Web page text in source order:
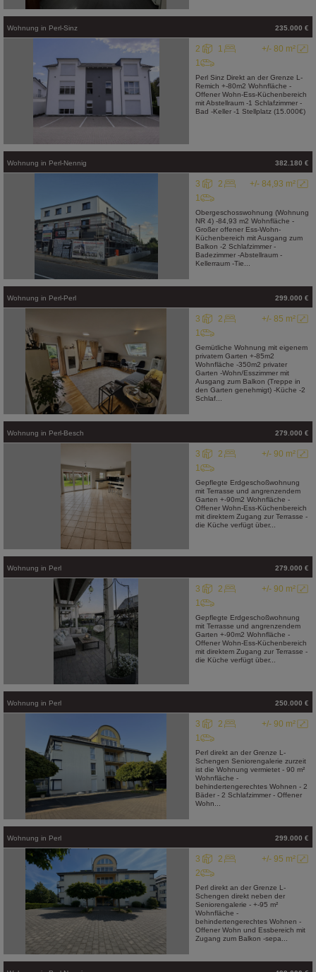
Wohnung in Perl-Sinz 235.000 €
+/- 80 m²
2
1
1
Perl Sinz Direkt an der Grenze L-
Remich +-80m2 Wohnfläche -
Offener Wohn-Ess-Küchenbereich
mit Abstellraum -1 Schlafzimmer -
Bad -Keller -1 Stellplatz (15.000€)
Wohnung in Perl-Nennig 382.180 €
+/- 84,93 m²
3
2
1
Obergeschosswohnung (Wohnung
NR 4) -84,93 m2 Wohnfläche -
Großer offener Ess-Wohn-
Küchenbereich mit Ausgang zum
Balkon -2 Schlafzimmer -
Badezimmer -Abstellraum -
Kellerraum -Tie...
Wohnung in Perl-Perl 299.000 €
+/- 85 m²
3
2
1
Gemütliche Wohnung mit eigenem
privatem Garten +-85m2
Wohnfläche -350m2 privater
Garten -Wohn/Esszimmer mit
Ausgang zum Balkon (Treppe in
den Garten genehmigt) -Küche -2
Schlaf...
Wohnung in Perl-Besch 279.000 €
+/- 90 m²
3
2
1
Gepflegte Erdgeschoßwohnung
mit Terrasse und angrenzendem
Garten +-90m2 Wohnfläche -
Offener Wohn-Ess-Küchenbereich
mit direktem Zugang zur Terrasse -
die Küche verfügt über...
Wohnung in Perl 279.000 €
+/- 90 m²
3
2
1
Gepflegte Erdgeschoßwohnung
mit Terrasse und angrenzendem
Garten +-90m2 Wohnfläche -
Offener Wohn-Ess-Küchenbereich
mit direktem Zugang zur Terrasse -
die Küche verfügt über...
Wohnung in Perl 250.000 €
+/- 90 m²
3
2
1
Perl direkt an der Grenze L-
Schengen Seniorengalerie zurzeit
ist die Wohnung vermietet - 90 m²
Wohnfläche -
behindertengerechtes Wohnen - 2
Bäder - 2 Schlafzimmer - Offener
Wohn...
Wohnung in Perl 299.000 €
+/- 95 m²
3
2
2
Perl direkt an der Grenze L-
Schengen direkt neben der
Seniorengalerie - +-95 m²
Wohnfläche -
behindertengerechtes Wohnen -
Offener Wohn und Essbereich mit
Zugang zum Balkon -sepa...